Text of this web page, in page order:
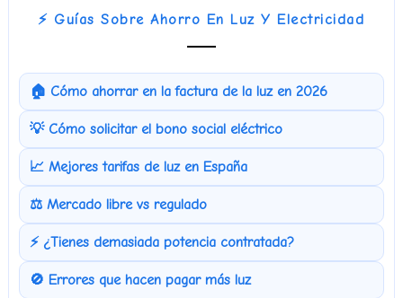
⚡ Guías Sobre Ahorro En Luz Y Electricidad
🏠 Cómo ahorrar en la factura de la luz en 2026
💡 Cómo solicitar el bono social eléctrico
📈 Mejores tarifas de luz en España
⚖️ Mercado libre vs regulado
⚡ ¿Tienes demasiada potencia contratada?
🚫 Errores que hacen pagar más luz